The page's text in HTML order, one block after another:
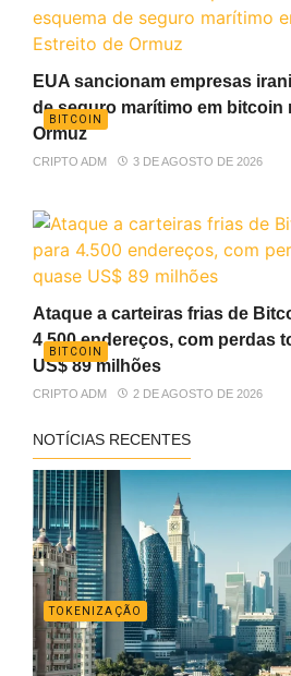
BITCOIN
EUA sancionam empresas
de seguro marítimo em bitcoin
Ormuz
CRIPTO ADM 3 DE AGOSTO DE 2026
BITCOIN
Ataque a carteiras frias de
4.500 endereços, com perdas
US$ 89 milhões
CRIPTO ADM 2 DE AGOSTO DE 2026
NOTÍCIAS RECENTES
TOKENIZAÇÃO